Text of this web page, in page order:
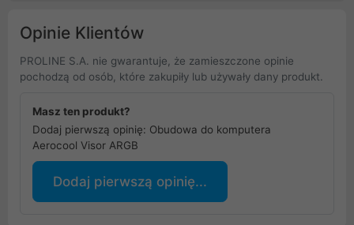
Opinie Klientów
PROLINE S.A. nie gwarantuje, że zamieszczone opinie
pochodzą od osób, które zakupiły lub używały dany produkt.
Masz ten produkt?
Dodaj pierwszą opinię: Obudowa do komputera
Aerocool Visor ARGB
Dodaj pierwszą opinię...